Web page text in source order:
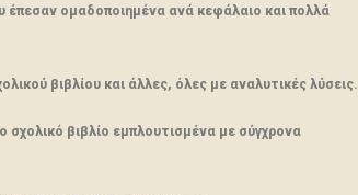
ομαδοποιημένα ανά κεφάλαιο και πολλά
βιβλίου και άλλες, όλες με αναλυτικές λύσεις.
βιβλίο εμπλουτισμένα με σύγχρονα